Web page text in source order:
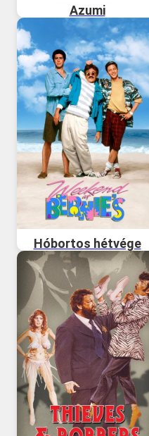
Azumi
Hóbortos hétvége